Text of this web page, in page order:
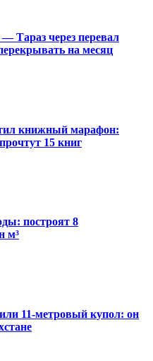
Тараз через перевал
на месяц
книжный марафон:
15 книг
построят 8
м³
11-метровый купол: он